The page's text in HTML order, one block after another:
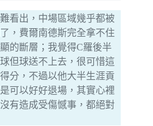
看出，中場區域幾乎都被
，費爾南德斯完全拿不住
的斷層；我覺得C羅後半
但球送不上去，很可惜這
分，不過以他大半生涯貢
可以好好退場，其實心裡
有造成受傷憾事，都絕對